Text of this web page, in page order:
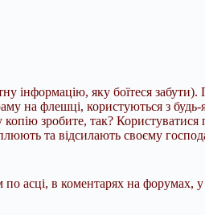
інформацію, яку боїтеся
на флешці, користуються з
зробите, так? Користуватися
та відсилають своєму
асці, в коментарях на форумах,